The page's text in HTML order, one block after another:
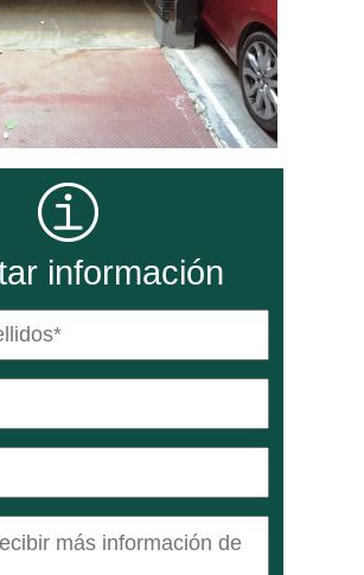
información